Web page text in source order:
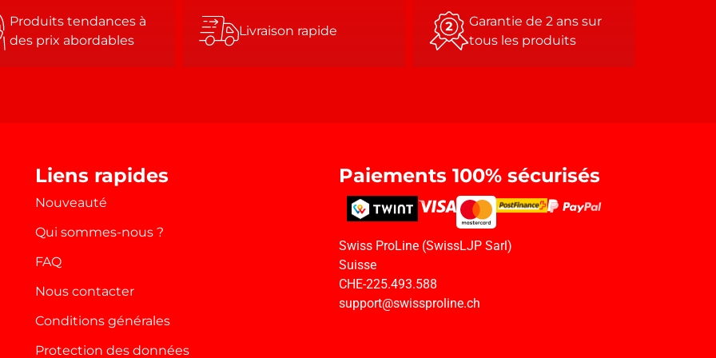
Produits tendances à
des prix abordables
Livraison rapide
Garantie de 2 ans sur
tous les produits
Liens rapides
Nouveauté
Qui sommes-nous ?
FAQ
Nous contacter
Conditions générales
Protection des données
Paiements 100% sécurisés
Swiss ProLine (SwissLJP Sarl)
Suisse
CHE-225.493.588
support@swissproline.ch